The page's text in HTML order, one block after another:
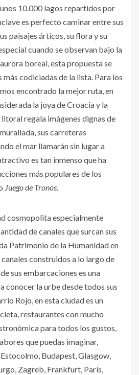
10.000 lagos repartidos por
es perfecto caminar entre sus
paisajes árticos, su flora y su
cuando se observan bajo la
boreal, esta propuesta se
más codiciadas de la lista. Para los
encontrado la mejor ruta, en
la joya de Croacia y la
regala imágenes dignas de
sus carreteras
el mar llamarán sin lugar a
es tan inmenso que ha
más populares de los
Juego de Tronos.
cosmopolita especialmente
de canales que surcan sus
Patrimonio de la Humanidad en
construidos a lo largo de
sus embarcaciones es una
conocer la urbe desde todos sus
Rojo, en esta ciudad es un
restaurantes con mucho
para todos los gustos,
que puedas imaginar,
Budapest, Glasgow,
Zagreb, Frankfurt, París,